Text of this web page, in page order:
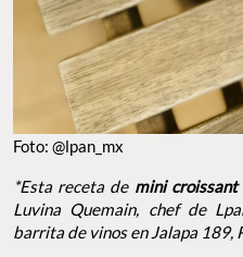
Foto: @lpan_mx
*Esta receta de mini croissant
Luvina Quemain, chef de
barrita de vinos en Jalapa 189,